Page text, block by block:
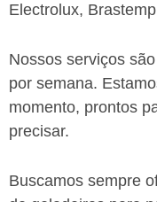
Electrolux,
Nossos serviços
por semana.
momento, prontos
precisar.
Buscamos sempre